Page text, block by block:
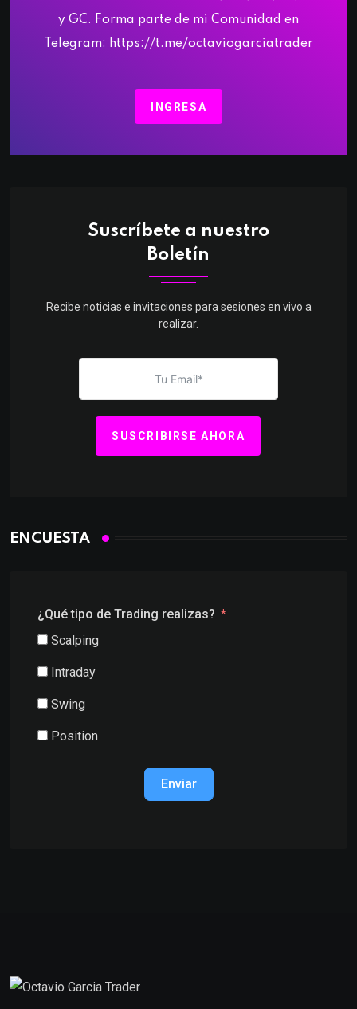
y GC. Forma parte de mi Comunidad en
Telegram: https://t.me/octaviogarciatrader
INGRESA
Suscríbete a nuestro
Boletín
Recibe noticias e invitaciones para sesiones en vivo a
realizar.
SUSCRIBIRSE AHORA
ENCUESTA
¿Qué tipo de Trading realizas?
Scalping
Intraday
Swing
Position
Enviar